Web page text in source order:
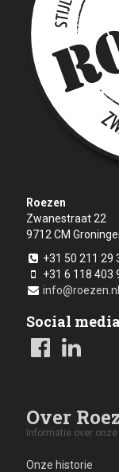
Roezen
Zwanestraat 22
9712 CM
+31 50 211 29
+31 6 118 403
info@roezen.nl
Social media
Over
Informatie over onze
Onze historie